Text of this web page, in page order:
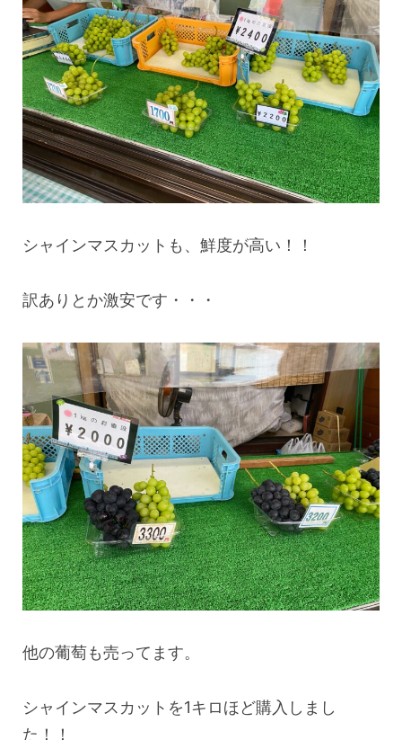
シャインマスカットも、鮮度が高い！！
訳ありとか激安です・・・
他の葡萄も売ってます。
シャインマスカットを1キロほど購入しまし
た！！